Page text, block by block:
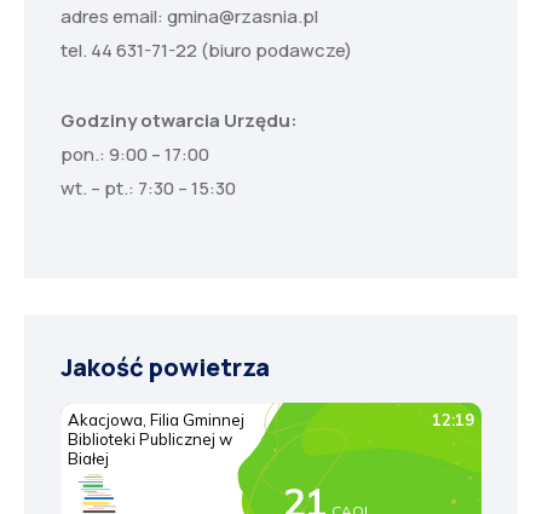
adres email: gmina@rzasnia.pl
tel. 44 631-71-22 (biuro podawcze)
Godziny otwarcia Urzędu:
pon.: 9:00 – 17:00
wt. – pt.: 7:30 – 15:30
Jakość powietrza